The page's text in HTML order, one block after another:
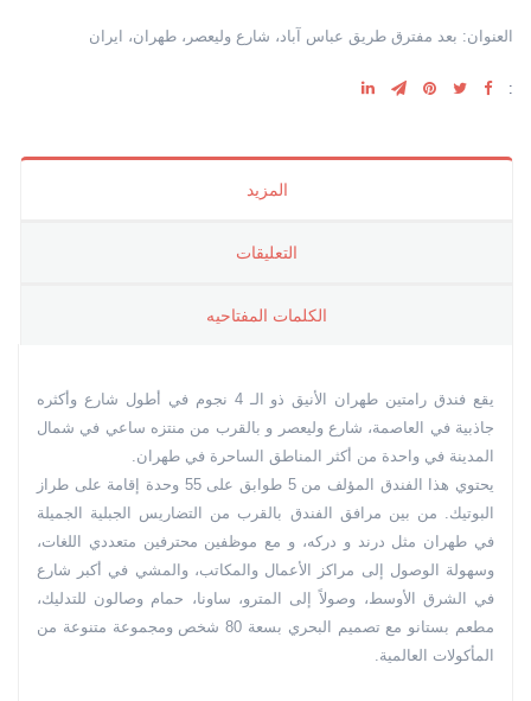
العنوان: بعد مفترق طريق عباس آباد، شارع وليعصر، طهران، ايران
:
المزيد
التعليقات
الکلمات المفتاحیه
يقع فندق رامتين طهران الأنيق ذو الـ 4 نجوم في أطول شارع وأكثره
جاذبية في العاصمة، شارع وليعصر و بالقرب من منتزه ساعي في شمال
المدينة في واحدة من أكثر المناطق الساحرة في طهران.
يحتوي هذا الفندق المؤلف من 5 طوابق على 55 وحدة إقامة على طراز
البوتيك. من بين مرافق الفندق بالقرب من التضاريس الجبلية الجميلة
في طهران مثل درند و دركه، و مع موظفين محترفين متعددي اللغات،
وسهولة الوصول إلى مراكز الأعمال والمكاتب، والمشي في أكبر شارع
في الشرق الأوسط، وصولاً إلى المترو، ساونا، حمام وصالون للتدليك،
مطعم بستانو مع تصميم البحري بسعة 80 شخص ومجموعة متنوعة من
المأكولات العالمية.